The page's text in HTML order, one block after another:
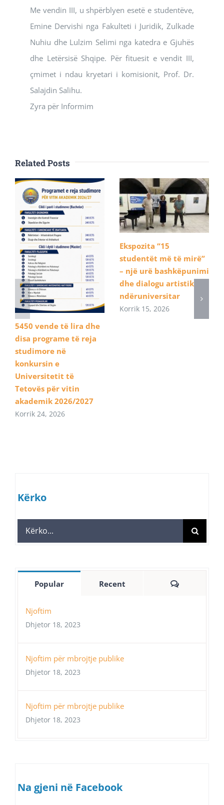
Me vendin III, u shpërblyen esetë e studentëve,
Emine Dervishi nga Fakulteti i Juridik, Zulkade
Nuhiu dhe Lulzim Selimi nga katedra e Gjuhës
dhe Letërsisë Shqipe. Për fituesit e vendit III,
çmimet i ndau kryetari i komisionit, Prof. Dr.
Salajdin Salihu.
Zyra për Informim
Related Posts
5450 vende të lira dhe
disa programe të reja
studimore në
konkursin e
Universitetit të
Tetovës për vitin
akademik 2026/2027
Korrik 24, 2026
Ekspozita “15
studentët më të mirë”
– një urë bashkëpunimi
dhe dialogu artistik
ndëruniversitar
Korrik 15, 2026
Kërko
Search
for:
Popular Recent Comments
Njoftim
Dhjetor 18, 2023
Njoftim për mbrojtje publike
Dhjetor 18, 2023
Njoftim për mbrojtje publike
Dhjetor 18, 2023
Na gjeni në Facebook